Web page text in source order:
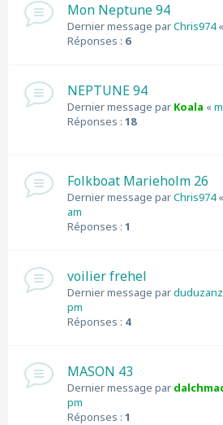
Mon Neptune 94
Dernier message parChris974«
Réponses : 6
NEPTUNE 94
Dernier message par Koala «
Réponses : 18
Folkboat Marieholm 26
Dernier message parChris974«
am
Réponses : 1
voilier frehel
Dernier message par
pm
Réponses : 4
MASON 43
Dernier message par
pm
Réponses : 1